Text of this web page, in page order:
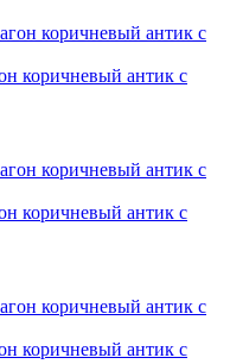
коричневый антик с
коричневый антик с
коричневый антик с